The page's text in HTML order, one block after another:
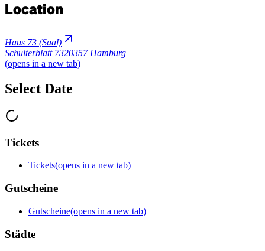
Location
Haus 73 (Saal)
Schulterblatt 7320357 Hamburg
(opens in a new tab)
Select Date
Tickets
Tickets(opens in a new tab)
Gutscheine
Gutscheine(opens in a new tab)
Städte